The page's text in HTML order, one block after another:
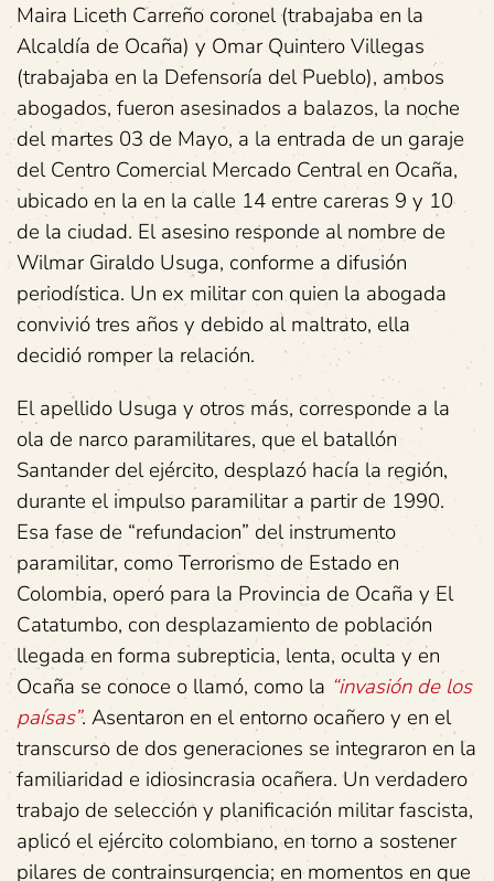
Maira Liceth Carreño coronel (trabajaba en la
Alcaldía de Ocaña) y Omar Quintero Villegas
(trabajaba en la Defensoría del Pueblo), ambos
abogados, fueron asesinados a balazos, la noche
del martes 03 de Mayo, a la entrada de un garaje
del Centro Comercial Mercado Central en Ocaña,
ubicado en la en la calle 14 entre careras 9 y 10
de la ciudad. El asesino responde al nombre de
Wilmar Giraldo Usuga, conforme a difusión
periodística. Un ex militar con quien la abogada
convivió tres años y debido al maltrato, ella
decidió romper la relación.
El apellido Usuga y otros más, corresponde a la
ola de narco paramilitares, que el batallón
Santander del ejército, desplazó hacía la región,
durante el impulso paramilitar a partir de 1990.
Esa fase de “refundacion” del instrumento
paramilitar, como Terrorismo de Estado en
Colombia, operó para la Provincia de Ocaña y El
Catatumbo, con desplazamiento de población
llegada en forma subrepticia, lenta, oculta y en
Ocaña se conoce o llamó, como la “invasión de los
paísas”. Asentaron en el entorno ocañero y en el
transcurso de dos generaciones se integraron en la
familiaridad e idiosincrasia ocañera. Un verdadero
trabajo de selección y planificación militar fascista,
aplicó el ejército colombiano, en torno a sostener
pilares de contrainsurgencia; en momentos en que